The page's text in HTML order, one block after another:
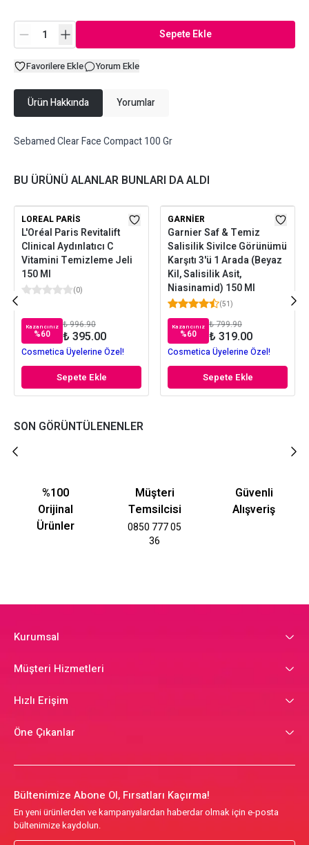
Sepete Ekle
Favorilere Ekle Yorum Ekle
Ürün Hakkında Yorumlar
Sebamed Clear Face Compact 100 Gr
BU ÜRÜNÜ ALANLAR BUNLARI DA ALDI
LOREAL PARIS
L'Oréal Paris Revitalift
Clinical Aydınlatıcı C
Vitamini Temizleme Jeli
150 Ml
(0)
Kazancınız
%60
₺ 996.90
₺ 395.00
Cosmetica Üyelerine Özel!
Sepete Ekle
GARNIER
Garnier Saf & Temiz
Salisilik Sivilce Görünümü
Karşıtı 3'ü 1 Arada (Beyaz
Kil, Salisilik Asit,
Niasinamid) 150 Ml
(51)
Kazancınız
%60
₺ 799.90
₺ 319.00
Cosmetica Üyelerine Özel!
Sepete Ekle
SON GÖRÜNTÜLENENLER
%100
Orijinal
Ürünler
Müşteri
Temsilcisi
0850 777 05
36
Güvenli
Alışveriş
Kurumsal
Müşteri Hizmetleri
Hızlı Erişim
Öne Çıkanlar
Bültenimize Abone Ol, Fırsatları Kaçırma!
En yeni ürünlerden ve kampanyalardan haberdar olmak için e-posta
bültenimize kaydolun.